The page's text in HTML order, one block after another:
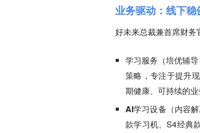
业务驱动：线下
好未来总裁兼首席财务
学习服务（培优辅导
策略，专注于提升
期健康、可持续的业
AI学习设备（内容
款学习机、S4经典